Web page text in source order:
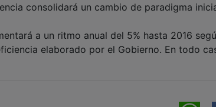
consolidará un cambio de paradigma
a un ritmo anual del 5% hasta 2016
elaborado por el Gobierno. En todo